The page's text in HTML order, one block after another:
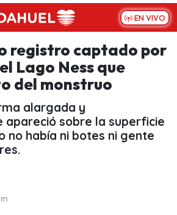
EN VIVO
registro captado por
Lago Ness que
del monstruo
alargada y
apareció sobre la superficie
no había ni botes ni gente